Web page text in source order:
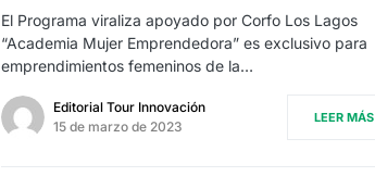
El Programa viraliza apoyado por Corfo Los Lagos
“Academia Mujer Emprendedora” es exclusivo para
emprendimientos femeninos de la…
Editorial Tour Innovación
15 de marzo de 2023
LEER MÁS